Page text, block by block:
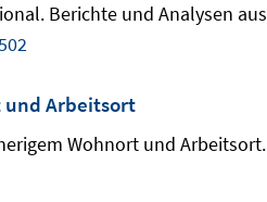
Berichte und Analysen aus
und Arbeitsort
Wohnort und Arbeitsort.